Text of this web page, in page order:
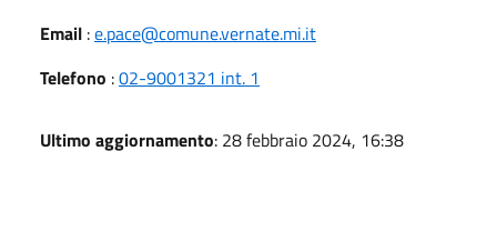
Email :e.pace@comune.vernate.mi.it
Telefono :02-9001321 int. 1
Ultimo aggiornamento: 28 febbraio 2024, 16:38